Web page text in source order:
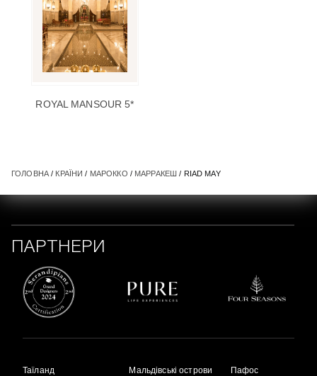
ROYAL MANSOUR 5*
ГОЛОВНА/ КРАЇНИ / МАРОККО / МАРРАКЕШ / RIAD MAY
ПАРТНЕРИ
Таїланд
Мальдівські острови
Пафос